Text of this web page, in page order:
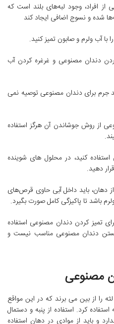
افراد، وجود لبه‌های بلند است که
شده و نسوج اضافی ایجاد کند
آب ولرم و صابون تمیز کنید.
دندان مصنوعی و غرغره کردن آب
جرم برای دندان مصنوعی توصیه نمی
از روش جوشاندن آن هرگز استفاده
کنید، در محلول های شوینده
دهید.
دهان، باید داخل آبی حاوی قرص‌های
باشد تا پاکیزگی کامل صورت بگیرد.
تمیز کردن دندان مصنوعی استفاده
دندان مصنوعی مناسب نیست و
مصنوعی
را از بین می برند که در این مواقع
کرد. استفاده از پنبه و دستمال
و باید از موادی در دهان استفاده